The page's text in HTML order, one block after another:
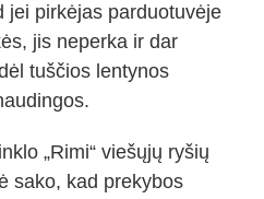
jei pirkėjas parduotuvėje
jis neperka ir dar
tuščios lentynos
„Rimi“ viešųjų ryšių
sako, kad prekybos